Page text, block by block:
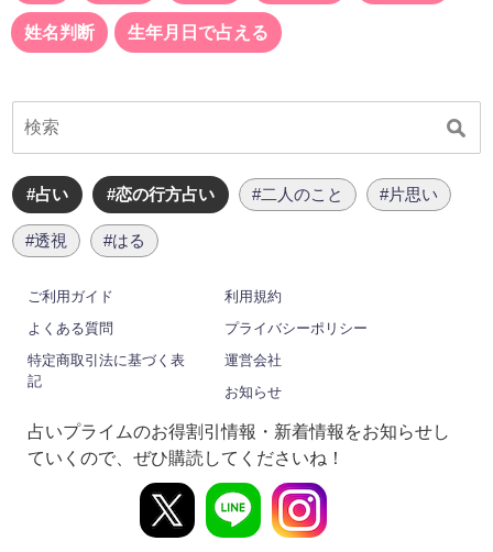
姓名判断 生年月日で占える
#占い #恋の行方占い #二人のこと #片思い
#透視 #はる
ご利用ガイド
利用規約
よくある質問
プライバシーポリシー
特定商取引法に基づく表
記
運営会社
お知らせ
占いプライムのお得割引情報・新着情報をお知らせし
ていくので、ぜひ購読してくださいね！